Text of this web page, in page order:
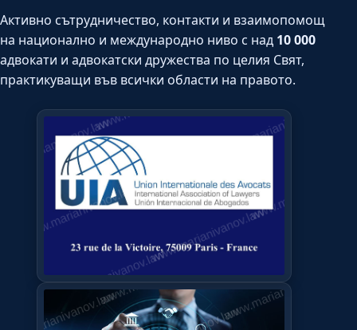
Активно сътрудничество, контакти и взаимопомощ
на национално и международно ниво с над 10 000
адвокати и адвокатски дружества по целия Свят,
практикуващи във всички области на правото.